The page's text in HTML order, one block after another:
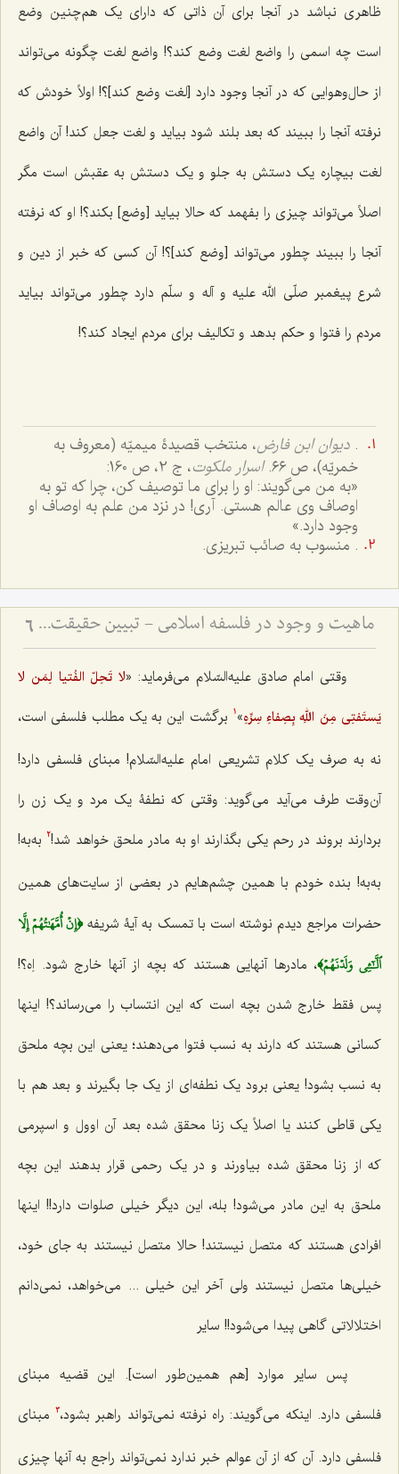
ظاهری نباشد در آنجا برای آن ذاتی که دارای یک هم‌چنین وضع
است چه اسمی را واضع لغت وضع کند؟! واضع لغت چگونه‌ می‌تواند
از حال‌وهوایی که در آنجا وجود دارد [لغت وضع کند]؟! اولاً خودش که
نرفته آنجا را ببیند که بعد بلند شود بیاید و لغت جعل کند! آن واضع
لغت بیچاره یک دستش به جلو و یک دستش به عقبش است مگر
اصلاً‌ می‌تواند چیزی را بفهمد که حالا بیاید [وضع] بکند؟! او که نرفته
آنجا را ببیند چطور‌ می‌تواند [وضع کند]؟! آن کسی که خبر از دین و
شرع پیغمبر صلّی الله علیه و آله و سلّم دارد چطور‌ می‌تواند بیاید
مردم را فتوا و حکم بدهد و تکالیف برای مردم ایجاد کند؟!
. دیوان ابن فارض، منتخب قصیدۀ میمیّه (معروف به
خمریّه)، ص ٦٦.
اسرار ملکوت، ج 2، ص 160:
«به من می‌گویند: او را برای ما توصیف کن، چرا که تو به
اوصاف وی عالم هستی. آری! در نزد من علم به اوصاف او
وجود دارد.»
. منسوب به صائب تبریزی.
ماهیت و وجود در فلسفه اسلامی - تبیین حقیقت ماهیت و نسبت آن با وجود و آثار خارجی 6
وقتی امام صادق‌ علیه‌السّلام می‌فرماید: «لا تَحِلّ الفُتیا لِمَن لا
یَستَفتِى مِنَ اللهِ بِصِفاءِ سِرِّهِ»
1
برگشت این به یک مطلب فلسفی است،
نه به صرف یک کلام تشریعی امام علیه‌السّلام! مبنای فلسفی دارد!
آن‌وقت طرف می‌آید‌ می‌گوید: وقتی که نطفۀ یک مرد و یک زن را
بردارند بروند در رحم یکی بگذارند او به مادر ملحق خواهد شد!2
به‌به!
به‌به! بنده خودم با همین چشم‌هایم در بعضی از سایت‌های همین
حضرات مراجع دیدم نوشته است با تمسک به آیۀ شریفه﴿إِنۡ أُمَّهَٰتُهُمۡ إِلَّا
ٱلَّٰٓـِٔي وَلَدۡنَهُمۡ﴾، مادرها آنهایی هستند که بچه از آنها خارج شود. اِه؟!
پس فقط خارج شدن بچه است که این انتساب را‌ می‌رساند؟! اینها
کسانی هستند که دارند به نسب فتوا می‌دهند؛ یعنی این بچه ملحق
به نسب بشود! یعنی برود یک نطفه‌ای از یک جا بگیرند و بعد هم با
یکی قاطی کنند یا اصلاً یک زنا محقق شده بعد آن اوول و اسپرمی‌
که از زنا محقق شده بیاورند و در یک رحمی قرار بدهند این بچه
ملحق به این مادر‌ می‌شود! بله، این دیگر خیلی صلوات دارد!! اینها
افرادی هستند که متصل نیستند! حالا متصل نیستند به جای خود،
خیلی‌ها متصل نیستند ولی آخر این خیلی ...‌ می‌خواهد، نمی‌دانم
اختلالاتی گاهی پیدا‌ می‌شود!! سایر
پس سایر موارد [هم همین‌طور است]. این قضیه مبنای
فلسفی دارد. اینکه‌ می‌گویند: راه نرفته‌ نمی‌تواند راهبر بشود،3مبنای
فلسفی دارد. آن که از آن عوالم خبر ندارد‌ نمی‌تواند راجع به آنها چیزی